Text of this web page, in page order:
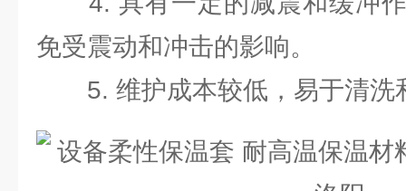
免受震动和冲击的影响。
5. 维护成本较低，易于清洗